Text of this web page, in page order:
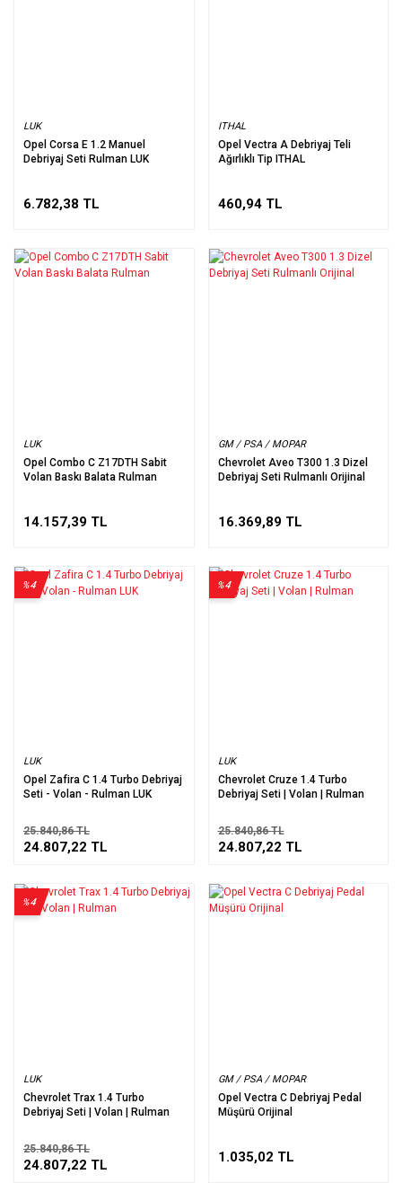
LUK
Opel Corsa E 1.2 Manuel
Debriyaj Seti Rulman LUK
6.782,38 TL
ITHAL
Opel Vectra A Debriyaj Teli
Ağırlıklı Tip ITHAL
460,94 TL
LUK
Opel Combo C Z17DTH Sabit
Volan Baskı Balata Rulman
14.157,39 TL
GM / PSA / MOPAR
Chevrolet Aveo T300 1.3 Dizel
Debriyaj Seti Rulmanlı Orijinal
16.369,89 TL
LUK
Opel Zafira C 1.4 Turbo Debriyaj
Seti - Volan - Rulman LUK
%4
25.840,86 TL
24.807,22 TL
LUK
Chevrolet Cruze 1.4 Turbo
Debriyaj Seti | Volan | Rulman
%4
25.840,86 TL
24.807,22 TL
LUK
Chevrolet Trax 1.4 Turbo
Debriyaj Seti | Volan | Rulman
%4
25.840,86 TL
24.807,22 TL
GM / PSA / MOPAR
Opel Vectra C Debriyaj Pedal
Müşürü Orijinal
1.035,02 TL